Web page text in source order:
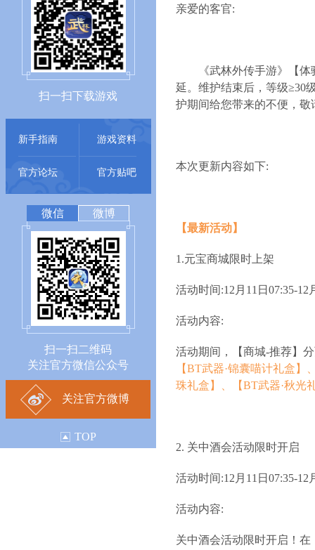
扫一扫下载游戏
新手指南 游戏资料
官方论坛 官方贴吧
微信 微博
扫一扫二维码
关注官方微信公众号
关注官方微博
TOP
亲爱的客官:
《武林外传手游》【体
延。维护结束后，等级≥30
护期间给您带来的不便，敬
本次更新内容如下:
【最新活动】
1.元宝商城限时上架
活动时间:12月11日07:35-12
活动内容:
活动期间，【商城-推荐】
【BT武器·锦囊喵计礼盒
珠礼盒】、【BT武器·秋光
2. 关中酒会活动限时开启
活动时间:12月11日07:35-12
活动内容:
关中酒会活动限时开启！